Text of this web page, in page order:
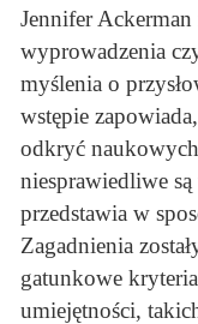
Jennifer
wyprowadzenia
myślenia o
wstępie
odkryć
niesprawiedliwe
przedstawia w
Zagadnienia
gatunkowe
umiejętności,